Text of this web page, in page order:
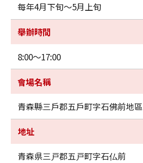
每年4月下旬～5月上旬
舉辦時間
8:00～17:00
會場名稱
青森縣三戶郡五戶町字石佛前地區
地址
青森県三戸郡五戸町字石仏前